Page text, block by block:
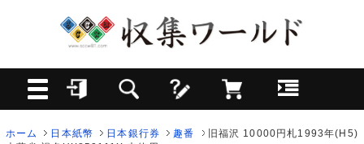
ホーム 日本紙幣 日本銀行券 趣番
旧福沢 10000円札1993年(H5)